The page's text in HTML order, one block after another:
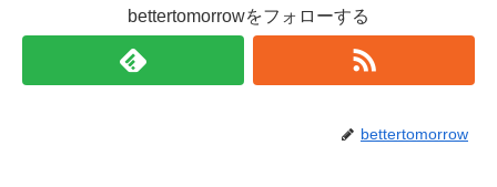
bettertomorrowをフォローする
bettertomorrow